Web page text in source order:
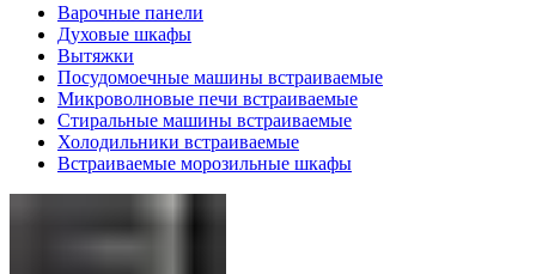
Варочные панели
Духовые шкафы
Вытяжки
Посудомоечные машины встраиваемые
Микроволновые печи встраиваемые
Стиральные машины встраиваемые
Холодильники встраиваемые
Встраиваемые морозильные шкафы